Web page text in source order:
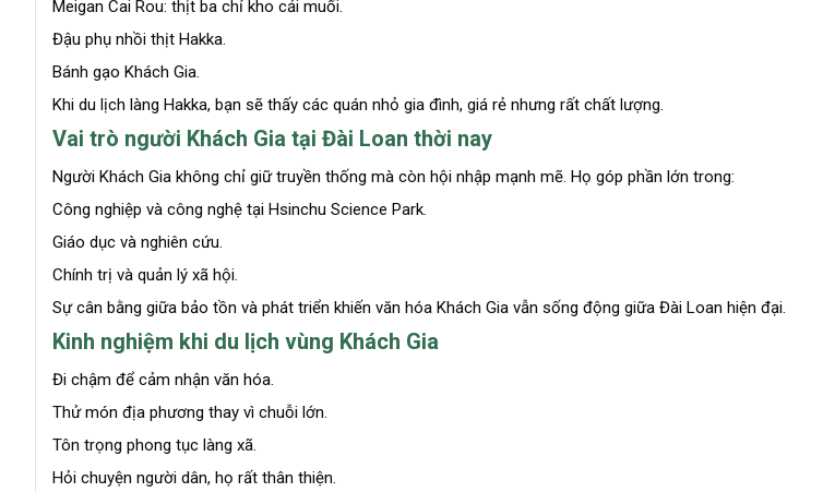
Meigan Cai Rou: thịt ba chỉ kho cải muối.
Đậu phụ nhồi thịt Hakka.
Bánh gạo Khách Gia.
Khi du lịch làng Hakka, bạn sẽ thấy các quán nhỏ gia đình, giá rẻ nhưng rất chất lượng.
Vai trò người Khách Gia tại Đài Loan thời nay
Người Khách Gia không chỉ giữ truyền thống mà còn hội nhập mạnh mẽ. Họ góp phần lớn trong:
Công nghiệp và công nghệ tại Hsinchu Science Park.
Giáo dục và nghiên cứu.
Chính trị và quản lý xã hội.
Sự cân bằng giữa bảo tồn và phát triển khiến văn hóa Khách Gia vẫn sống động giữa Đài Loan hiện đại.
Kinh nghiệm khi du lịch vùng Khách Gia
Đi chậm để cảm nhận văn hóa.
Thử món địa phương thay vì chuỗi lớn.
Tôn trọng phong tục làng xã.
Hỏi chuyện người dân, họ rất thân thiện.